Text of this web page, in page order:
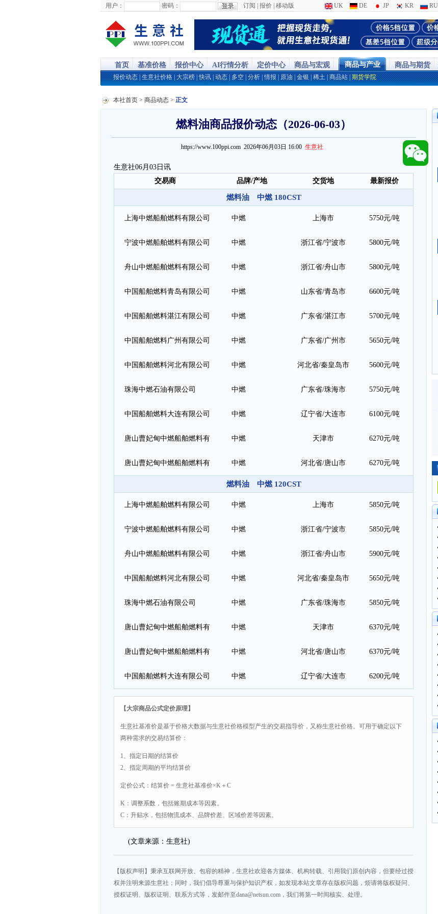
用户： 密码： 订阅 报价 移动版 UK DE JP KR RU
首页 基准价格 报价中心 AI行情分析 定价中心 商品与宏观 商品与产业 商品与期货
报价动态 生意社价格 大宗榜 |快讯 动态 多空 分析 |情报 原油 金银 稀土 商品站 期货学院
本社首页 > 商品动态 > 正文
燃料油商品报价动态（2026-06-03）
https://www.100ppi.com 2026年06月03日 16:00 生意社
生意社06月03日讯
交易商
品牌/产地 交货地 最新报价
燃料油 中燃 180CST
上海中燃船舶燃料有限公司 中燃 上海市 5750元/吨
宁波中燃船舶燃料有限公司 中燃 浙江省/宁波市 5800元/吨
舟山中燃船舶燃料有限公司 中燃 浙江省/舟山市 5800元/吨
中国船舶燃料青岛有限公司 中燃 山东省/青岛市 6600元/吨
中国船舶燃料湛江有限公司 中燃 广东省/湛江市 5700元/吨
中国船舶燃料广州有限公司 中燃 广东省/广州市 5650元/吨
中国船舶燃料河北有限公司 中燃 河北省/秦皇岛市 5600元/吨
珠海中燃石油有限公司 中燃 广东省/珠海市 5750元/吨
中国船舶燃料大连有限公司 中燃 辽宁省/大连市 6100元/吨
唐山曹妃甸中燃船舶燃料有
限公司(天津港)
中燃 天津市 6270元/吨
唐山曹妃甸中燃船舶燃料有 中燃 河北省/唐山市 6270元/吨
燃料油 中燃 120CST
上海中燃船舶燃料有限公司 中燃 上海市 5850元/吨
宁波中燃船舶燃料有限公司 中燃 浙江省/宁波市 5850元/吨
舟山中燃船舶燃料有限公司 中燃 浙江省/舟山市 5900元/吨
中国船舶燃料河北有限公司 中燃 河北省/秦皇岛市 5650元/吨
珠海中燃石油有限公司 中燃 广东省/珠海市 5850元/吨
唐山曹妃甸中燃船舶燃料有
限公司(天津港)
中燃 天津市 6370元/吨
唐山曹妃甸中燃船舶燃料有
限公司(河北四港)
中燃 河北省/唐山市 6370元/吨
中国船舶燃料大连有限公司 中燃 辽宁省/大连市 6200元/吨
【大宗商品公式定价原理】
生意社基准价是基于价格大数据与生意社价格模型产生的交易指导价，又称生意社价格。可用于确定以下
两种需求的交易结算价：
1、指定日期的结算价
2、指定周期的平均结算价
定价公式：结算价 = 生意社基准价×K＋C
K：调整系数，包括账期成本等因素。
C：升贴水，包括物流成本、品牌价差、区域价差等因素。
(文章来源：生意社)
【版权声明】秉承互联网开放、包容的精神，生意社欢迎各方媒体、机构转载、引用我们原创内容，但要经过授
权并注明来源生意社；同时，我们倡导尊重与保护知识产权，如发现本站文章存在版权问题，烦请将版权疑问、
授权证明、版权证明、联系方式等，发邮件至dana@netsun.com，我们将第一时间核实、处理。